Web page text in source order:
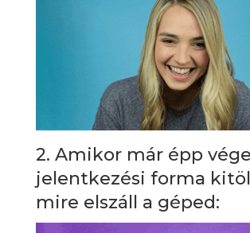
2. Amikor már épp
jelentkezési forma
mire elszáll a géped: